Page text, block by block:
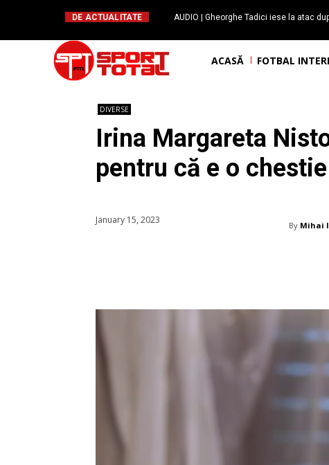
DE ACTUALITATE
AUDIO | Gheorghe Tadici iese la atac
ACASĂ FOTBAL
DIVERSE
Irina Margareta
pentru că e o
January 15, 2023 By Mihai